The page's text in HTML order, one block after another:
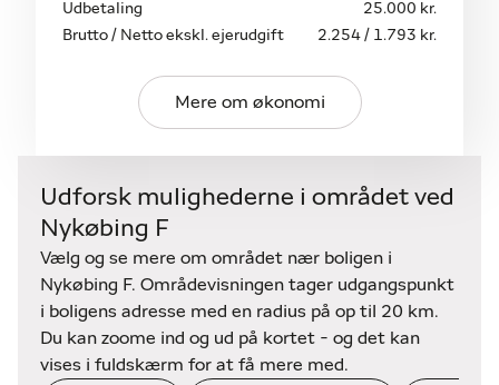
Udbetaling
25.000 kr.
Brutto / Netto ekskl. ejerudgift
2.254 / 1.793 kr.
Mere om økonomi
Udforsk mulighederne i området ved
Nykøbing F
Vælg og se mere om området nær boligen i
Nykøbing F. Områdevisningen tager udgangspunkt
i boligens adresse med en radius på op til 20 km.
Du kan zoome ind og ud på kortet - og det kan
vises i fuldskærm for at få mere med.